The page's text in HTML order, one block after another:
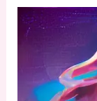
OCTUBRE